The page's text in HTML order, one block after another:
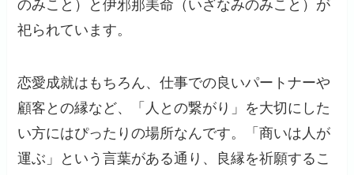
のみこと）と伊邪那美命（いざなみのみこと）が
祀られています。
恋愛成就はもちろん、仕事での良いパートナーや
顧客との縁など、「人との繋がり」を大切にした
い方にはぴったりの場所なんです。「商いは人が
運ぶ」という言葉がある通り、良縁を祈願するこ